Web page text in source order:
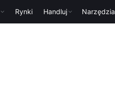
Rynki Handluj Narzędzia